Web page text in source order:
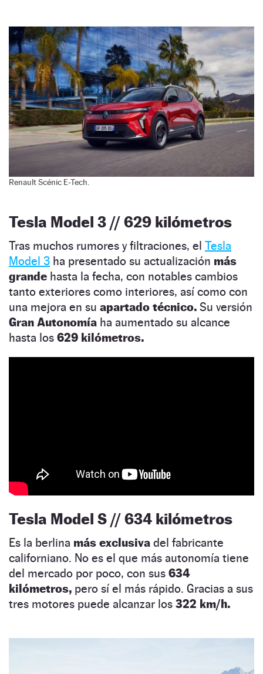
Renault Scénic E-Tech.
Tesla Model 3 // 629 kilómetros
Tras muchos rumores y filtraciones, el Tesla
Model 3 ha presentado su actualización más
grande hasta la fecha, con notables cambios
tanto exteriores como interiores, así como con
una mejora en su apartado técnico. Su versión
Gran Autonomía ha aumentado su alcance
hasta los 629 kilómetros.
Tesla Model S // 634 kilómetros
Es la berlina más exclusiva del fabricante
californiano. No es el que más autonomía tiene
del mercado por poco, con sus 634
kilómetros, pero sí el más rápido. Gracias a sus
tres motores puede alcanzar los 322 km/h.